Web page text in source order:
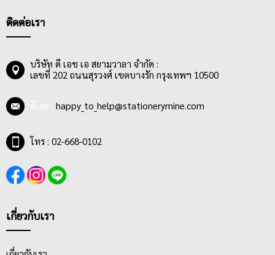
ติดต่อเรา
บริษัท ดี เอช เอ สยามวาลา จำกัด :
เลขที่ 202 ถนนสุรวงศ์ เขตบางรัก กรุงเทพฯ 10500
happy_to_help@stationerymine.com
โทร : 02-668-0102
เกี่ยวกับเรา